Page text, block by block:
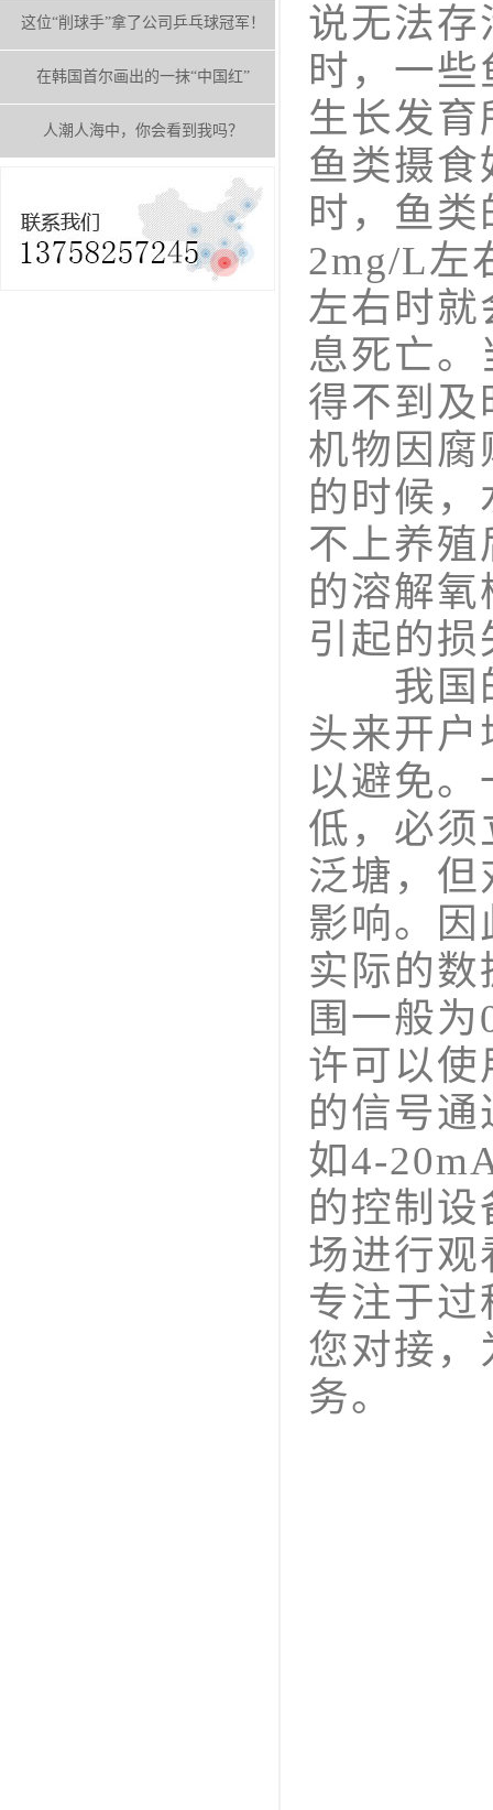
这位“削球手”拿了公司乒乓球冠军！
在韩国首尔画出的一抹“中国红”
人潮人海中，你会看到我吗？
说无法
时，一
生长发
鱼类摄
时，鱼
2mg/L左
左右时
息死亡
得不到及
机物因腐
的时候
不上养
的溶解
引起的损
我国的
头来开
以避免
低，必须
泛塘，但
影响。
实际的
围一般
许可以使
的信号
如4-
的控制
场进行观
专注于
您对接，
务。